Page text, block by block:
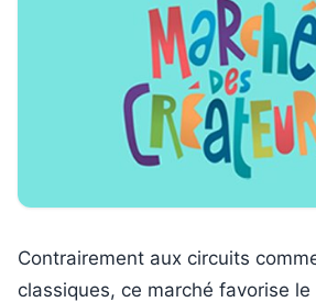
Contrairement aux circuits
classiques, ce marché favorise